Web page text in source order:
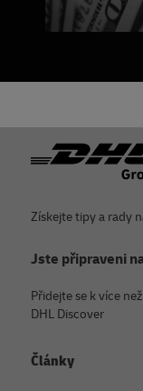
Roberta
Zápatí
Získejte tipy a rady
Jste připraveni
Přidejte se k více
DHL Discover
Články